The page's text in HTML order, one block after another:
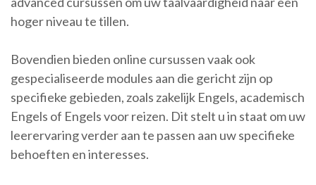
hoger niveau te tillen.
Bovendien bieden online cursussen vaak ook
gespecialiseerde modules aan die gericht zijn op
specifieke gebieden, zoals zakelijk Engels, academisch
Engels of Engels voor reizen. Dit stelt u in staat om uw
leerervaring verder aan te passen aan uw specifieke
behoeften en interesses.